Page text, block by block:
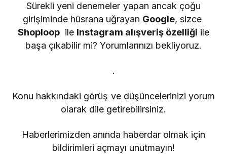
Sürekli yeni denemeler yapan ancak çoğu
girişiminde hüsrana uğrayan Google, sizce
Shoploopile Instagram alışveriş özelliği ile
başa çıkabilir mi? Yorumlarınızı bekliyoruz.
.
Konu hakkındaki görüş ve düşüncelerinizi yorum
olarak dile getirebilirsiniz.
Haberlerimizden anında haberdar olmak için
bildirimleri açmayı unutmayın!